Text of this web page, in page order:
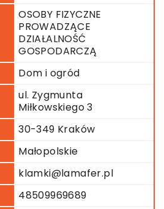
OSOBY FIZYCZNE
PROWADZĄCE
DZIAŁALNOŚĆ
GOSPODARCZĄ
Dom i ogród
ul. Zygmunta
Miłkowskiego 3
30-349 Kraków
Małopolskie
klamki@lamafer.pl
48509969689